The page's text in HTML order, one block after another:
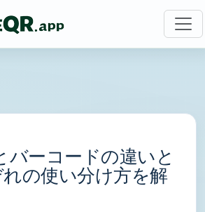
バーコードの違いと
の使い分け方を解